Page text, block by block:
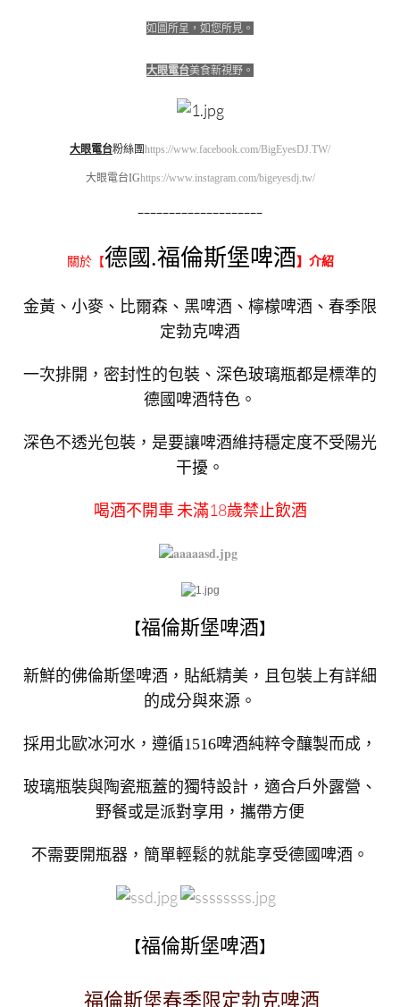
如圖所呈，如您所見。
大眼電台美食新視野。
大眼電台粉絲團https://www.facebook.com/BigEyesDJ.TW/
大眼電台IGhttps://www.instagram.com/bigeyesdj.tw/
————————————————————
關於【德國.福倫斯堡啤酒 】介紹
金黃、小麥、比爾森、黑啤酒、檸檬啤酒、春季限
定勃克啤酒
一次排開，密封性的包裝、深色玻璃瓶都是標準的
德國啤酒特色。
深色不透光包裝，是要讓啤酒維持穩定度不受陽光
干擾。
喝酒不開車 未滿18歲禁止飲酒
【福倫斯堡啤酒】
新鮮的佛倫斯堡啤酒，貼紙精美，且包裝上有詳細
的成分與來源。
採用北歐冰河水，遵循1516啤酒純粹令釀製而成，
玻璃瓶裝與陶瓷瓶蓋的獨特設計，適合戶外露營、
野餐或是派對享用，攜帶方便
不需要開瓶器，簡單輕鬆的就能享受德國啤酒。
【福倫斯堡啤酒】
福倫斯堡春季限定勃克啤酒